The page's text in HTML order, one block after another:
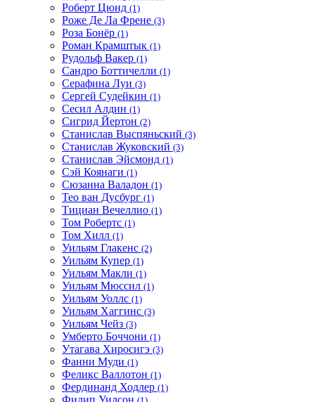
Роберт Цюнд (1)
Роже Де Ла Френе (3)
Роза Бонёр (1)
Роман Крамштык (1)
Рудольф Вакер (1)
Сандро Боттичелли (1)
Серафина Луи (3)
Сергей Судейкин (1)
Сесил Алдин (1)
Сигрид Йертон (2)
Станислав Выспяньский (3)
Станислав Жуковский (3)
Станислав Эйсмонд (1)
Сэй Коянаги (1)
Сюзанна Валадон (1)
Тео ван Дусбург (1)
Тициан Вечеллио (1)
Том Робертс (1)
Том Хилл (1)
Уильям Глакенс (2)
Уильям Купер (1)
Уильям Макли (1)
Уильям Мюссил (1)
Уильям Уоллс (1)
Уильям Хаггинс (3)
Уильям Чейз (3)
Умберто Боччони (1)
Утагава Хиросигэ (3)
Фанни Муди (1)
Феликс Валлотон (1)
Фердинанд Ходлер (1)